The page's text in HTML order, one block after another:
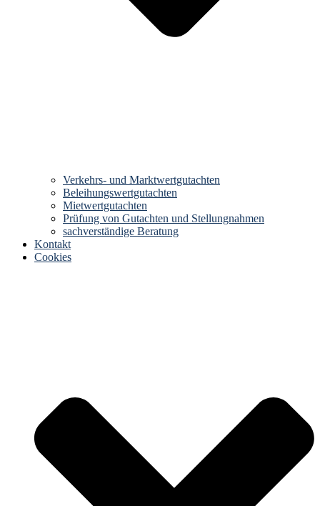
Verkehrs- und Marktwertgutachten
Beleihungswertgutachten
Mietwertgutachten
Prüfung von Gutachten und Stellungnahmen
sachverständige Beratung
Kontakt
Cookies